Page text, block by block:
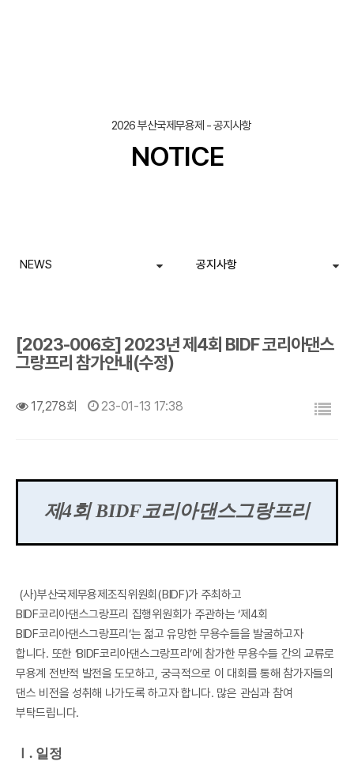
2026 부산국제무용제 - 공지사항
NOTICE
NEWS 공지사항
[2023-006호] 2023년 제4회 BIDF 코리아댄스
그랑프리 참가안내(수정)
17,278회 23-01-13 17:38
제4회 BIDF코리아댄스그랑프리
(사)부산국제무용제조직위원회(BIDF)가 주최하고
BIDF코리아댄스그랑프리 집행위원회가 주관하는 ‘제4회
BIDF코리아댄스그랑프리’는 젊고 유망한 무용수들을 발굴하고자
합니다. 또한 ‘BIDF코리아댄스그랑프리’에 참가한 무용수들 간의 교류로
무용계 전반적 발전을 도모하고, 궁극적으로 이 대회를 통해 참가자들의
댄스 비전을 성취해 나가도록 하고자 합니다. 많은 관심과 참여
부탁드립니다.
. 일정